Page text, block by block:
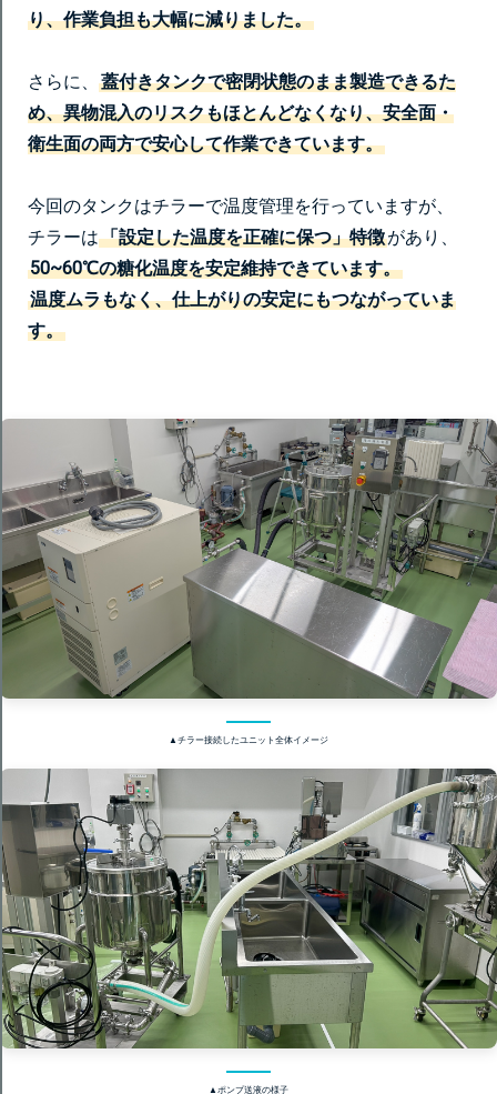
り、作業負担も大幅に減りました。
さらに、
蓋付きタンクで密閉状態のまま製造できるた
め、異物混入のリスクもほとんどなくなり、安全面・
衛生面の両方で安心して作業できています。
今回のタンクはチラーで温度管理を行っていますが、
チラーは「設定した温度を正確に保つ」特徴があり、
50~60℃の糖化温度を安定維持できています。
温度ムラもなく、仕上がりの安定にもつながっていま
す。
▲チラー接続したユニット全体イメージ
▲ポンプ送液の様子